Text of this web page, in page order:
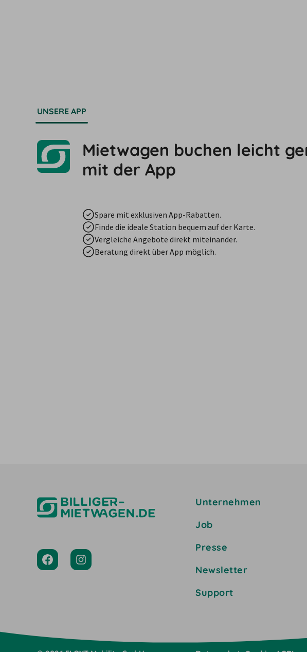
UNSERE APP
Mietwagen buchen leicht
mit der App
Spare mit exklusiven App-Rabatten.
Finde die ideale Station bequem auf der Karte.
Vergleiche Angebote direkt miteinander.
Beratung direkt über App möglich.
Unternehmen
Job
Presse
Newsletter
Support